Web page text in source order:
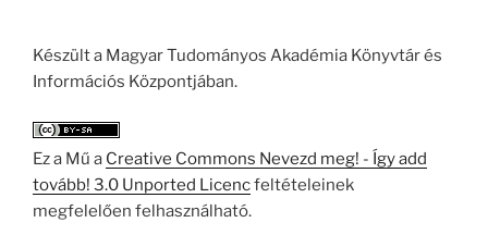
Készült a Magyar Tudományos Akadémia Könyvtár és
Információs Központjában.
Ez a Mű a Creative Commons Nevezd meg! - Így add
tovább! 3.0 Unported Licencfeltételeinek
megfelelően felhasználható.